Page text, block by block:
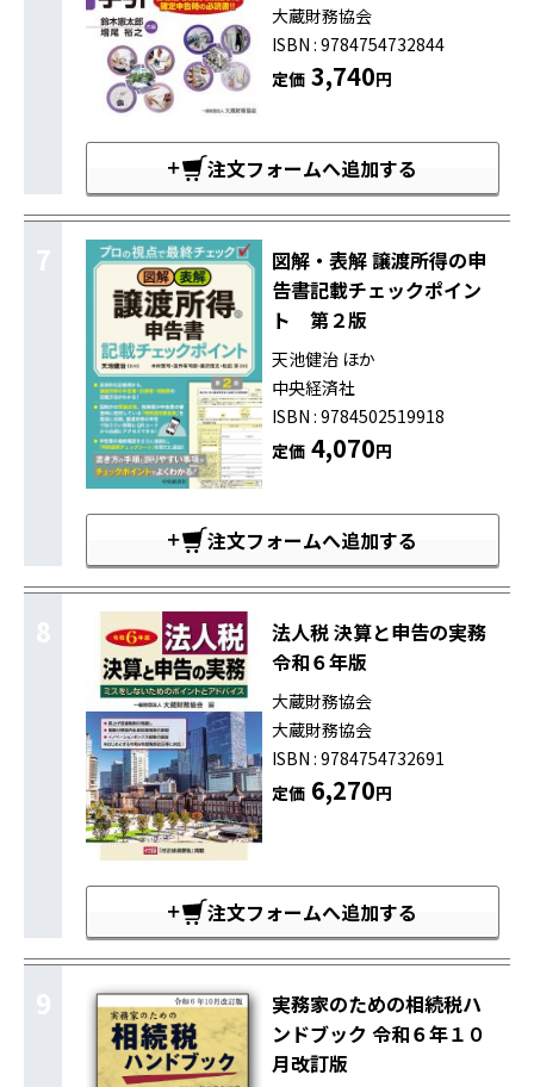
大蔵財務協会
ISBN : 9784754732844
定価3,740円
注文フォームへ追加する
7
図解・表解 譲渡所得の申
告書記載チェックポイン
ト 第２版
天池健治 ほか
中央経済社
ISBN : 9784502519918
定価4,070円
注文フォームへ追加する
8
法人税 決算と申告の実務
令和６年版
大蔵財務協会
大蔵財務協会
ISBN : 9784754732691
定価6,270円
注文フォームへ追加する
9
実務家のための相続税ハ
ンドブック 令和６年１０
月改訂版